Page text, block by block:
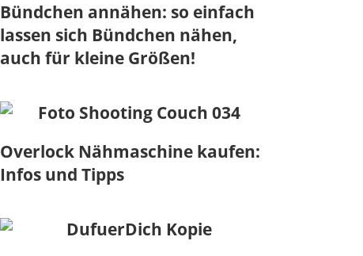
Bündchen annähen: so einfach
lassen sich Bündchen nähen,
auch für kleine Größen!
Overlock Nähmaschine kaufen:
Infos und Tipps